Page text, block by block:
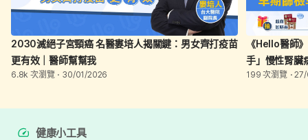
2030滅絕子宮頸癌 名醫婁培人揭關鍵：男女齊打疫苗
更有效｜醫師幫幫我
6.8k 次瀏覽 30/01/2026
《Hello醫師
手」慢性腎臟
是關鍵！
199 次瀏覽
健康小工具